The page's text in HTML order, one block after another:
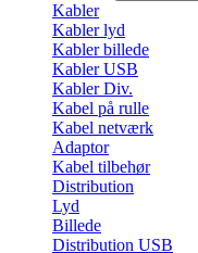
Kabler
Kabler lyd
Kabler billede
Kabler USB
Kabler Div.
Kabel på rulle
Kabel netværk
Adaptor
Kabel tilbehør
Distribution
Lyd
Billede
Distribution USB